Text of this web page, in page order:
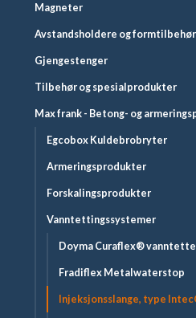
Magneter
Avstandsholdere og formtilbehør
Gjengestenger
Tilbehør og spesialprodukter
Max frank - Betong- og
Egcobox Kuldebrobryter
Armeringsprodukter
Forskalingsprodukter
Vanntettingssystemer
Doyma Curaflex®
Fradiflex Metalwaterstop
Injeksjonsslange, type